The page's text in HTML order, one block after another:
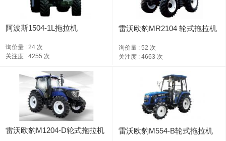
阿波斯1504-1L拖拉机
询价量 : 24 次
关注度 : 4255 次
雷沃欧豹MR2104 轮式拖拉机
询价量 : 52 次
关注度 : 4663 次
雷沃欧豹M1204-D轮式拖拉机 雷沃欧豹M554-B轮式拖拉机